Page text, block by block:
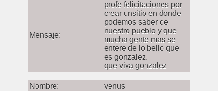
Mensaje:
profe felicitaciones por
crear unsitio en donde
podemos saber de
nuestro pueblo y que
mucha gente mas se
entere de lo bello que
es gonzalez.
que viva gonzalez
Nombre:
venus